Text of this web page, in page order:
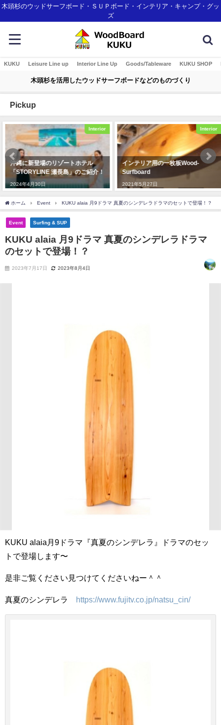
木頭杉のウッドサーフボード・ＳＵＰボード・インテリア・キャンプ・グッ
ズ
KUKU Leisure Line up Interior Line Up Goods/Tableware KUKU SHOP
木頭杉を活用したウッドサーフボードなどのものづくり
Pickup
Interior
沖縄に新登場のリゾートホテル
「STORYLINE 瀬長島」のご紹介！
2024年4月30日
Interior
インテリア用の一枚板Wood-
Surfboard
2021年5月27日
ホーム Event KUKU alaia 月9ドラマ 真夏のシンデレラドラマのセットで登場！？
Event Surfing & SUP
KUKU alaia 月9ドラマ 真夏のシンデレラドラマ
のセットで登場！？
2023年7月17日 2023年8月4日
KUKU alaia月9ドラマ『真夏のシンデレラ』ドラマのセッ
トで登場します〜
是非ご覧ください見つけてくださいねー＾＾
真夏のシンデレラ https://www.fujitv.co.jp/natsu_cin/